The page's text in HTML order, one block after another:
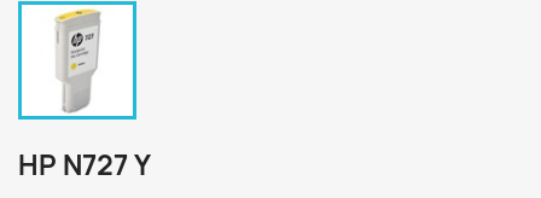
HP N727 Y